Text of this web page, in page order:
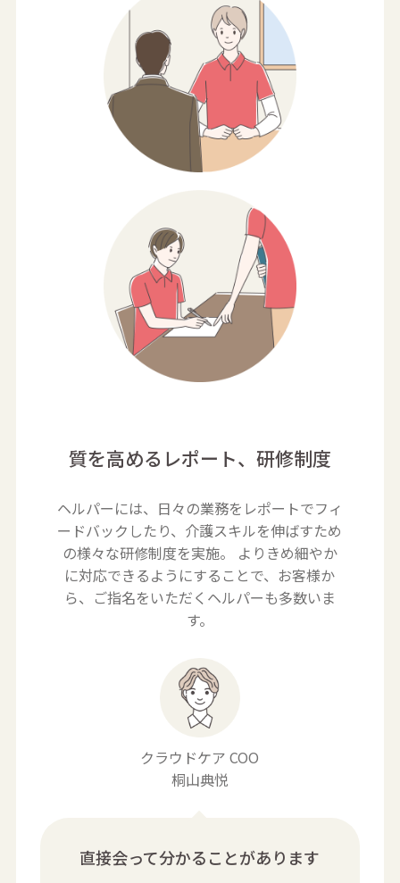
質を高めるレポート、研修制度
ヘルパーには、日々の業務をレポートでフィ
ードバックしたり、介護スキルを伸ばすため
の様々な研修制度を実施。 よりきめ細やか
に対応できるようにすることで、お客様か
ら、 ご指名をいただくヘルパーも多数いま
す。
クラウドケア COO
桐山典悦
直接会って分かることがあります